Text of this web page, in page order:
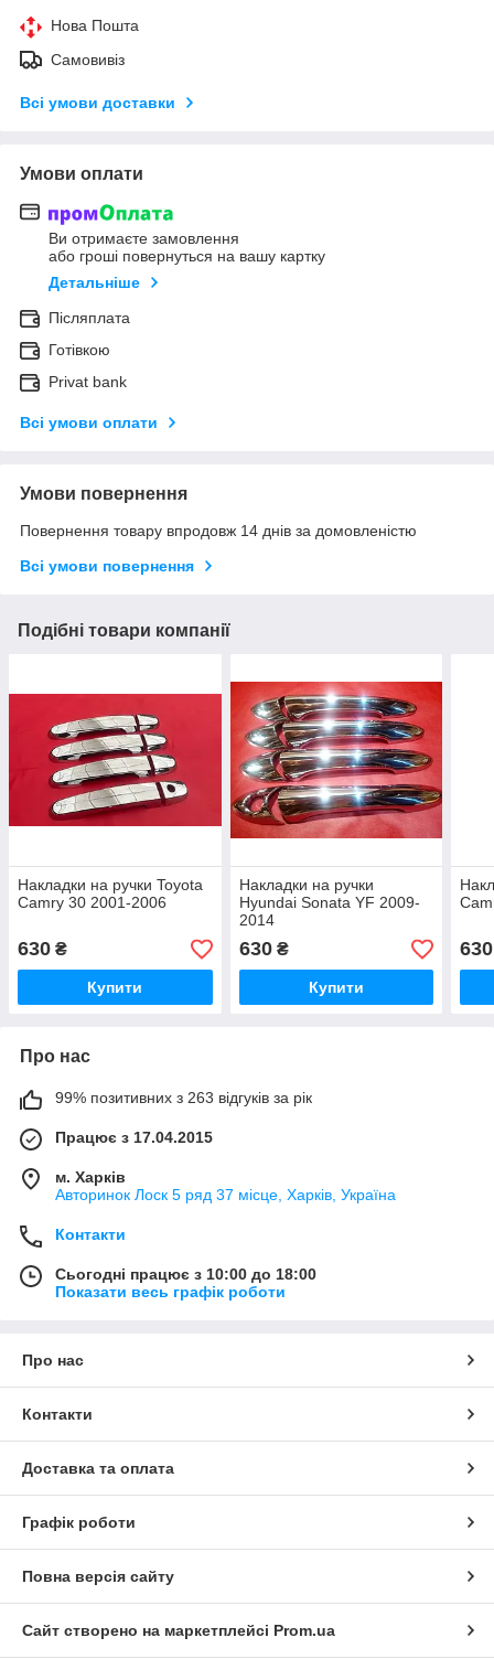
Нова Пошта
Самовивіз
Всі умови доставки
Умови оплати
Ви отримаєте замовлення
або гроші повернуться на вашу картку
Детальніше
Післяплата
Готівкою
Privat bank
Всі умови оплати
Умови повернення
Повернення товару впродовж 14 днів за домовленістю
Всі умови повернення
Подібні товари компанії
Накладки на ручки Toyota
Camry 30 2001-2006
630 ₴
Купити
Накладки на ручки
Hyundai Sonata YF 2009-
2014
630₴
Купити
630
Про нас
99% позитивних з 263 відгуків за рік
Працює з 17.04.2015
м. Харків
Авторинок Лоск 5 ряд 37 місце, Харків, Україна
Контакти
Сьогодні працює з 10:00 до 18:00
Показати весь графік роботи
Про нас
Контакти
Доставка та оплата
Графік роботи
Повна версія сайту
Сайт створено на маркетплейсі Prom.ua